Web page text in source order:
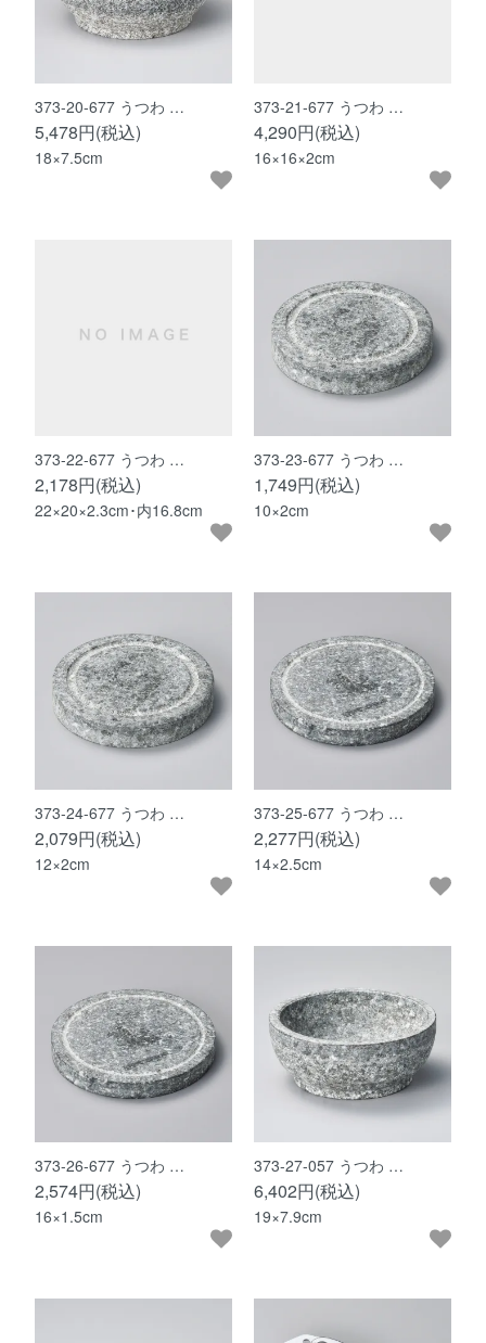
373-20-677 うつわ …
5,478円(税込)
18×7.5cm
373-21-677 うつわ …
4,290円(税込)
16×16×2cm
373-22-677 うつわ …
2,178円(税込)
22×20×2.3cm･内16.8cm
373-23-677 うつわ …
1,749円(税込)
10×2cm
373-24-677 うつわ …
2,079円(税込)
12×2cm
373-25-677 うつわ …
2,277円(税込)
14×2.5cm
373-26-677 うつわ …
2,574円(税込)
16×1.5cm
373-27-057 うつわ …
6,402円(税込)
19×7.9cm